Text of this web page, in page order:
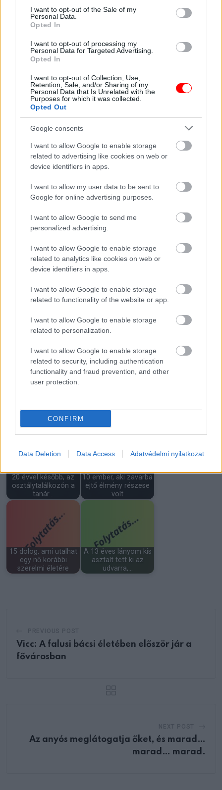
consent section.
I want to opt-out of the Sale of my
Personal Data.
Opted In
I want to opt-out of processing my
Personal Data for Targeted Advertising.
Opted In
I want to opt-out of Collection, Use,
Retention, Sale, and/or Sharing of my
Personal Data that Is Unrelated with the
Purposes for which it was collected.
Opted Out
Google consents
I want to allow Google to enable storage
related to advertising like cookies on web or
device identifiers in apps.
I want to allow my user data to be sent to
Google for online advertising purposes.
I want to allow Google to send me
personalized advertising.
I want to allow Google to enable storage
related to analytics like cookies on web or
device identifiers in apps.
I want to allow Google to enable storage
related to functionality of the website or app.
I want to allow Google to enable storage
related to personalization.
I want to allow Google to enable storage
related to security, including authentication
functionality and fraud prevention, and other
user protection.
CONFIRM
Data Deletion Data Access Adatvédelmi nyilatkozat
Pillants a csuklódra!
Ha ezt a ritka
vonalat…
Vicc: Megy a székely
a fiával horgászni –
Memória-csapda:
„Biztos emlékszem”
A szomszédommal
testeddel, amikor
elalszol – és még…
Visszatérő ajándék:
az együttérzés ereje
15 éve eltemettem a
fiamat, aztán
felvettem egy…
A létra, a ló és egy
kínos incidens
története
a húgom fiát, mintha
a sajátom…
egy 1991-es levelet
20 évvel később, az
osztálytalálkozón a
tanár…
10 ember, aki zavarba
ejtő élmény részese
volt
15 dolog, ami utalhat
egy nő korábbi
szerelmi életére
A 13 éves lányom kis
asztalt tett ki az
udvarra,…
Vicc: A falusi bácsi életében először jár a
fővárosban
Az anyós meglátogatja őket, és marad…
marad… marad.